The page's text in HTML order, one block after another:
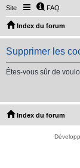
Site FAQ
Index du forum
Supprimer les
Êtes-vous sûr de
Index du forum